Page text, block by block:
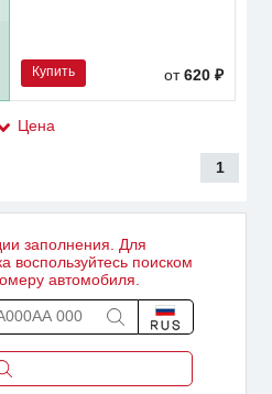
Купить от620 ₽
Цена
1
заполнения. Для
воспользуйтесь поиском
автомобиля.